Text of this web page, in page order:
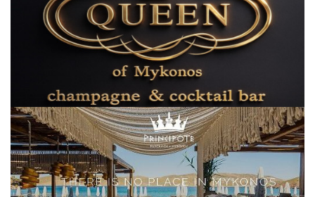
All News
Local Elections 2023
Elections 2023
Γλώσσα
Ελληνικά English